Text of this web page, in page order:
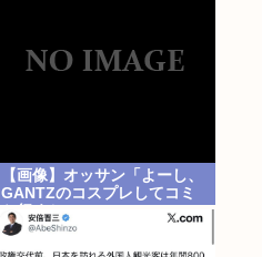
【画像】オッサン「よーし、
GANTZのコスプレしてコミ
ケ行くかー」